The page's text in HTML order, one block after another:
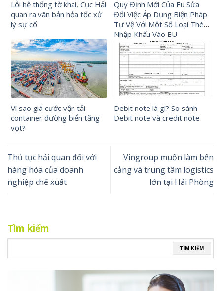
Lỗi hệ thống tờ khai, Cục Hải
quan ra văn bản hỏa tốc xử
lý sự cố
Quy Định Mới Của Eu Sửa
Đổi Việc Áp Dụng Biện Pháp
Tự Vệ Với Một Số Loại Thép
Nhập Khẩu Vào EU
Vì sao giá cước vận tải
container đường biển tăng
vọt?
Debit note là gì? So sánh
Debit note và credit note
Thủ tục hải quan đối với
hàng hóa của doanh
nghiệp chế xuất
Vingroup muốn làm bến
cảng và trung tâm logistics
lớn tại Hải Phòng
Tìm kiếm
TÌM KIẾM